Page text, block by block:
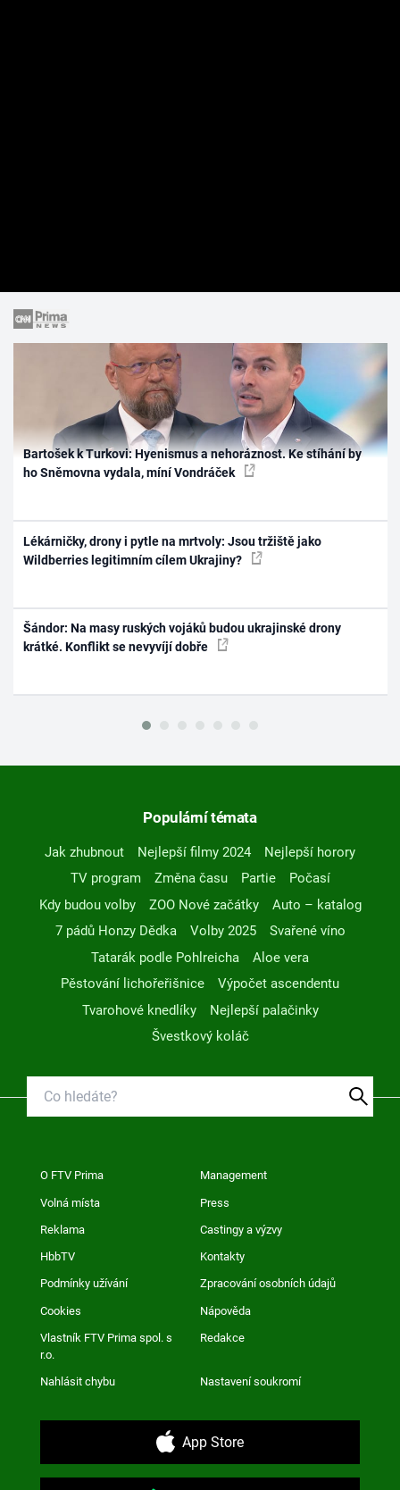
Bartošek k Turkovi: Hyenismus a nehoráznost. Ke stíhání by
ho Sněmovna vydala, míní Vondráček
Lékárničky, drony i pytle na mrtvoly: Jsou tržiště jako
Wildberries legitimním cílem Ukrajiny?
Šándor: Na masy ruských vojáků budou ukrajinské drony
krátké. Konflikt se nevyvíjí dobře
Populární témata
Jak zhubnout Nejlepší filmy 2024
Nejlepší horory
TV program
Změna času Partie
Počasí
Kdy budou volby
ZOO Nové začátky
Auto – katalog
7 pádů Honzy Dědka
Volby 2025
Svařené víno
Tatarák podle Pohlreicha
Aloe vera
Pěstování lichořeřišnice
Výpočet ascendentu
Tvarohové knedlíky
Nejlepší palačinky
Švestkový koláč
O FTV Prima Management
Volná místa Press
Reklama Castingy a výzvy
HbbTV Kontakty
Podmínky užívání Zpracování osobních údajů
Cookies Nápověda
Vlastník FTV Prima spol. s
r.o.
Redakce
Nahlásit chybu Nastavení soukromí
App Store